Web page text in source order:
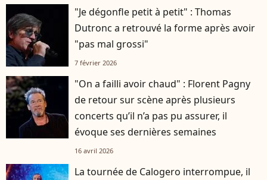
"Je dégonfle petit à petit" : Thomas
Dutronc a retrouvé la forme après avoir
"pas mal grossi"
7 février 2026
"On a failli avoir chaud" : Florent Pagny
de retour sur scène après plusieurs
concerts qu’il n’a pas pu assurer, il
évoque ses dernières semaines
16 avril 2026
La tournée de Calogero interrompue, il